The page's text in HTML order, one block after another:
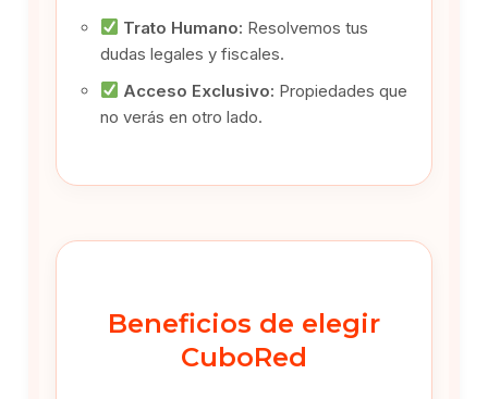
Trato Humano: Resolvemos tus
dudas legales y fiscales.
Acceso Exclusivo: Propiedades que
no verás en otro lado.
Beneficios de elegir
CuboRed